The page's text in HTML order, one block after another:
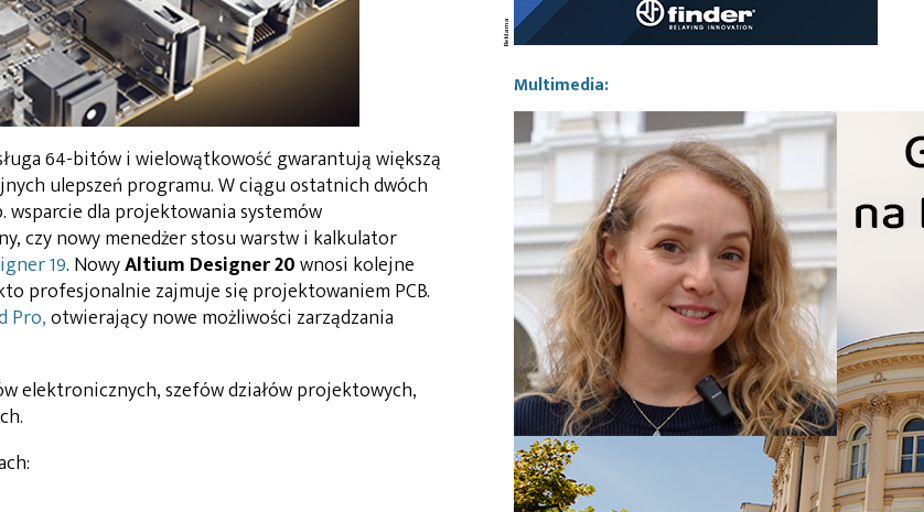
64-bitów i wielowątkowość gwarantują większą
ulepszeń programu. W ciągu ostatnich dwóch
wsparcie dla projektowania systemów
czy nowy menedżer stosu warstw i kalkulator
19. NowyAltium Designer 20wnosi kolejne
profesjonalnie zajmuje się projektowaniem PCB.
Pro,otwierający nowe możliwości zarządzania
elektronicznych, szefów działów projektowych,
Multimedia: